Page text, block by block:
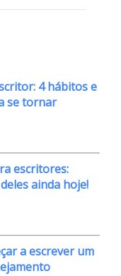
4 hábitos e
se tornar
escritores:
ainda hoje!
a escrever um